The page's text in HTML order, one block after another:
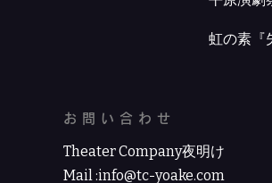
虹の素『
お問い合わせ
Theater Company夜明け
​Mail :info@tc-yoake.com